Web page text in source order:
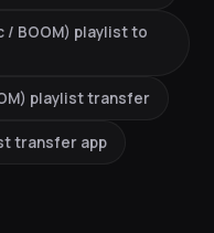
/ BOOM) playlist to
playlist transfer
transfer app